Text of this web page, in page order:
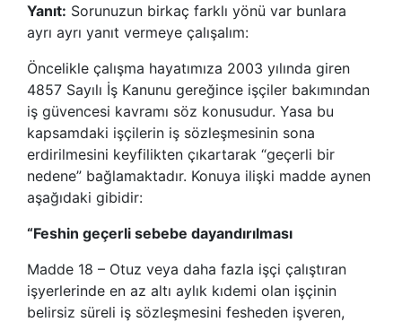
Yanıt: Sorunuzun birkaç farklı yönü var bunlara
ayrı ayrı yanıt vermeye çalışalım:
Öncelikle çalışma hayatımıza 2003 yılında giren
4857 Sayılı İş Kanunu gereğince işçiler bakımından
iş güvencesi kavramı söz konusudur. Yasa bu
kapsamdaki işçilerin iş sözleşmesinin sona
erdirilmesini keyfilikten çıkartarak “geçerli bir
nedene” bağlamaktadır. Konuya ilişki madde aynen
aşağıdaki gibidir:
“Feshin geçerli sebebe dayandırılması
Madde 18 – Otuz veya daha fazla işçi çalıştıran
işyerlerinde en az altı aylık kıdemi olan işçinin
belirsiz süreli iş sözleşmesini fesheden işveren,